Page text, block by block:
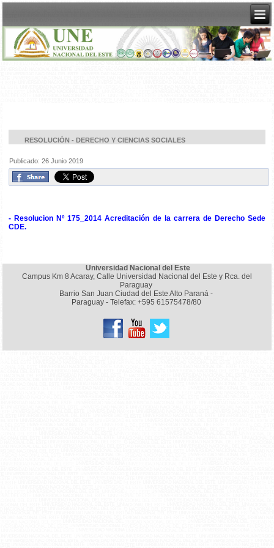
RESOLUCIÓN - DERECHO Y CIENCIAS SOCIALES
Publicado: 26 Junio 2019
- Resolucion Nº 175_2014 Acreditación de la carrera de Derecho Sede
CDE.
Universidad Nacional del Este
Campus Km 8 Acaray, Calle Universidad Nacional del Este y Rca. del
Paraguay
Barrio San Juan Ciudad del Este Alto Paraná -
Paraguay - Telefax: +595 61575478/80